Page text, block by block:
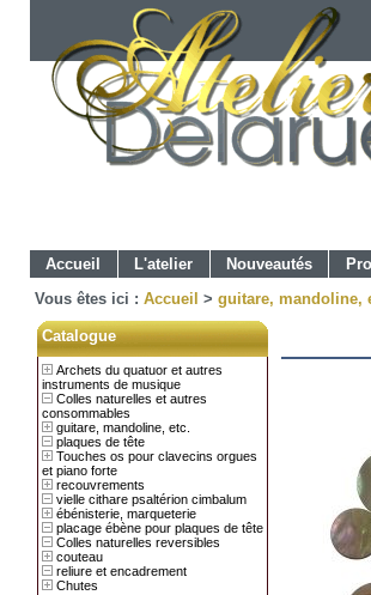
Accueil L'atelier Nouveautés
Vous êtes ici : Accueil > guitare, mandoline,
Catalogue
Archets du quatuor et autres
instruments de musique
Colles naturelles et autres
consommables
guitare, mandoline, etc.
plaques de tête
Touches os pour clavecins orgues
et piano forte
recouvrements
vielle cithare psaltérion cimbalum
ébénisterie, marqueterie
placage ébène pour plaques de tête
Colles naturelles reversibles
couteau
reliure et encadrement
Chutes